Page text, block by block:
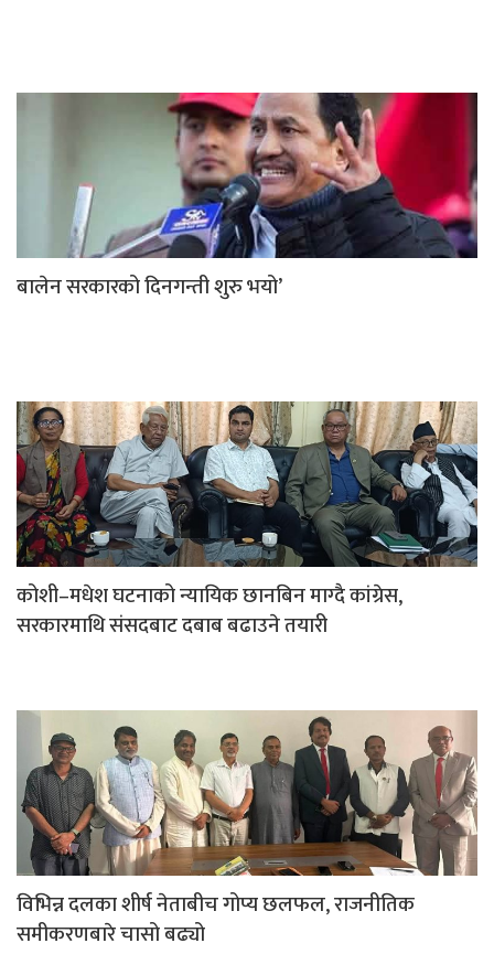
बालेन सरकारको दिनगन्ती शुरु भयो’
कोशी–मधेश घटनाको न्यायिक छानबिन माग्दै कांग्रेस,
सरकारमाथि संसदबाट दबाब बढाउने तयारी
विभिन्न दलका शीर्ष नेताबीच गोप्य छलफल, राजनीतिक
समीकरणबारे चासो बढ्यो